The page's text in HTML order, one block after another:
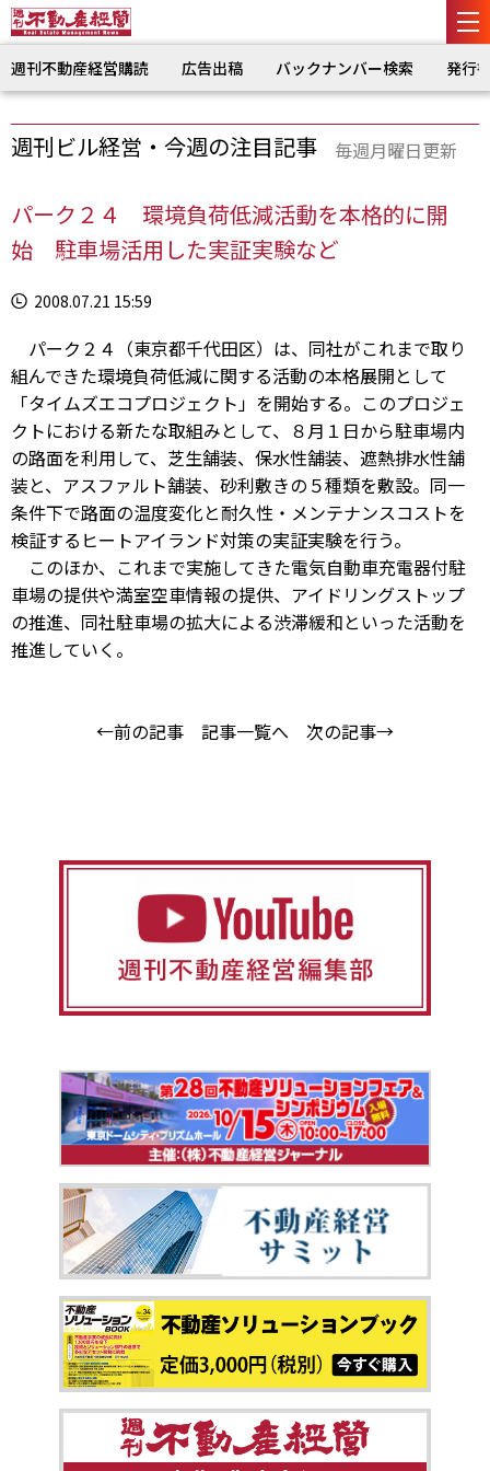
週刊不動産経営購読 広告出稿 バックナンバー検索 発行
週刊ビル経営・今週の注目記事 毎週月曜日更新
パーク２４ 環境負荷低減活動を本格的に開
始 駐車場活用した実証実験など
2008.07.21 15:59
パーク２４（東京都千代田区）は、同社がこれまで取り
組んできた環境負荷低減に関する活動の本格展開として
「タイムズエコプロジェクト」を開始する。このプロジェ
クトにおける新たな取組みとして、８月１日から駐車場内
の路面を利用して、芝生舗装、保水性舗装、遮熱排水性舗
装と、アスファルト舗装、砂利敷きの５種類を敷設。同一
条件下で路面の温度変化と耐久性・メンテナンスコストを
検証するヒートアイランド対策の実証実験を行う。
このほか、これまで実施してきた電気自動車充電器付駐
車場の提供や満室空車情報の提供、アイドリングストップ
の推進、同社駐車場の拡大による渋滞緩和といった活動を
推進していく。
←前の記事 記事一覧へ 次の記事→